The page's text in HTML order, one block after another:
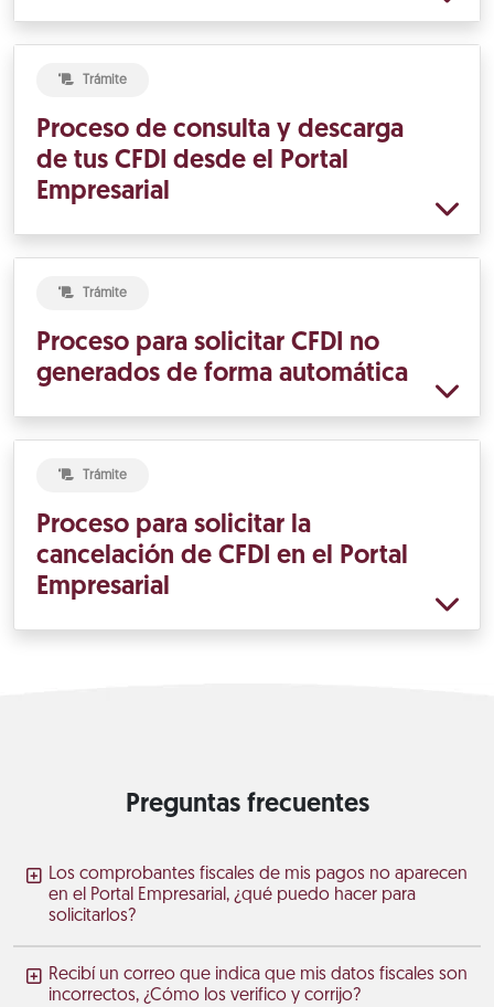
Trámite
Proceso de consulta y descarga
de tus CFDI desde el Portal
Empresarial
Trámite
Proceso para solicitar CFDI no
generados de forma automática
Trámite
Proceso para solicitar la
cancelación de CFDI en el Portal
Empresarial
Preguntas frecuentes
Los comprobantes fiscales de mis pagos no aparecen
en el Portal Empresarial, ¿qué puedo hacer para
solicitarlos?
Recibí un correo que indica que mis datos fiscales son
incorrectos, ¿Cómo los verifico y corrijo?